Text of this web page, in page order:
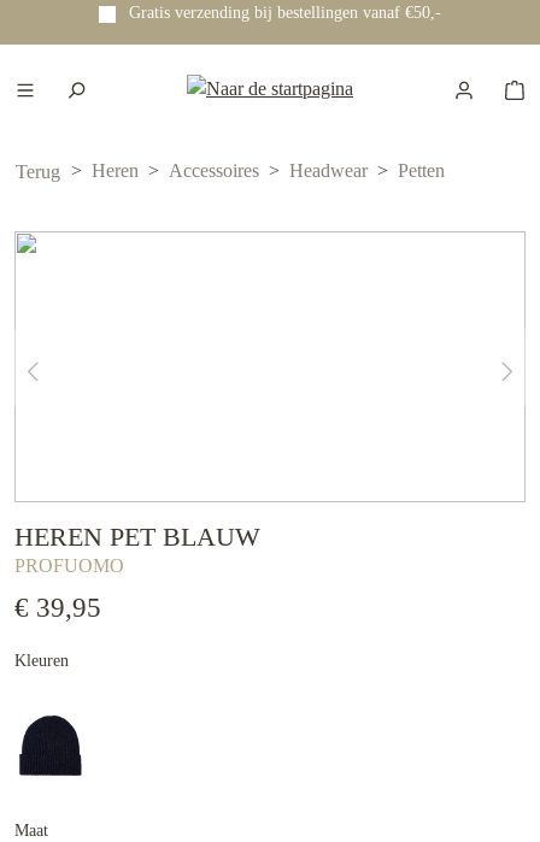
hoofdinhoud
Gratis verzending bij bestellingen vanaf €50,-
Terug Heren Accessoires Headwear Petten
HEREN PET BLAUW
PROFUOMO
€ 39,95
Kleuren
Maat